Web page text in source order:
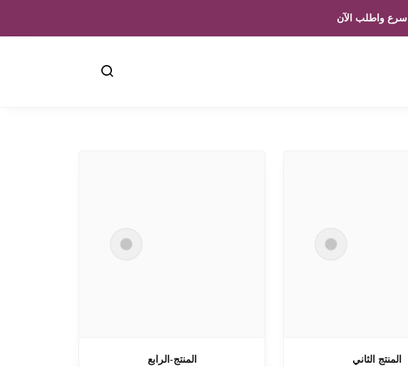
اسرع واطلب الآن
المنتج الثاني المنتج-الرابع